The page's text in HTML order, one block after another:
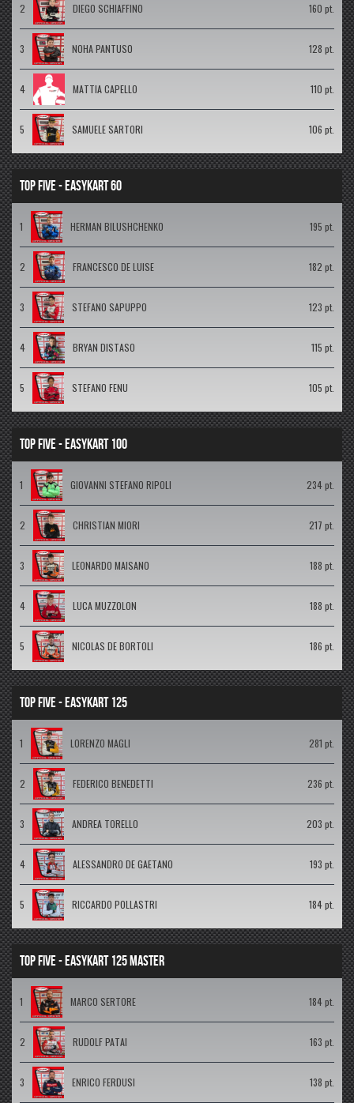
2 DIEGO SCHIAFFINO 160 pt.
3 NOHA PANTUSO 128 pt.
4 MATTIA CAPELLO 110 pt.
5 SAMUELE SARTORI 106 pt.
TOP FIVE - EASYKART 60
1 HERMAN BILUSHCHENKO 195 pt.
2 FRANCESCO DE LUISE 182 pt.
3 STEFANO SAPUPPO 123 pt.
4 BRYAN DISTASO 115 pt.
5 STEFANO FENU 105 pt.
TOP FIVE - EASYKART 100
1 GIOVANNI STEFANO RIPOLI 234 pt.
2 CHRISTIAN MIORI 217 pt.
3 LEONARDO MAISANO 188 pt.
4 LUCA MUZZOLON 188 pt.
5 NICOLAS DE BORTOLI 186 pt.
TOP FIVE - EASYKART 125
1 LORENZO MAGLI 281 pt.
2 FEDERICO BENEDETTI 236 pt.
3 ANDREA TORELLO 203 pt.
4 ALESSANDRO DE GAETANO 193 pt.
5 RICCARDO POLLASTRI 184 pt.
TOP FIVE - EASYKART 125 MASTER
1 MARCO SERTORE 184 pt.
2 RUDOLF PATAI 163 pt.
3 ENRICO FERDUSI 138 pt.